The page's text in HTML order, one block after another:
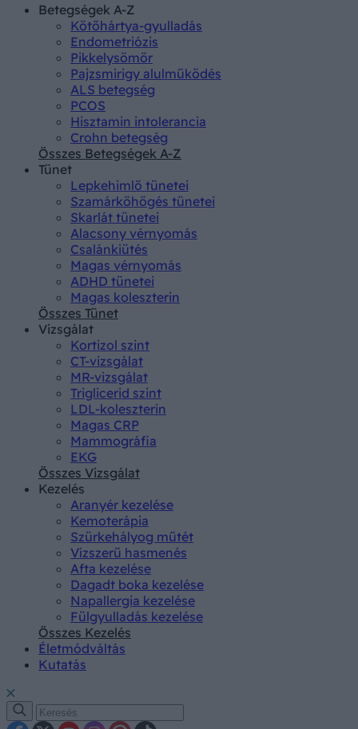
Betegségek A-Z
Kötőhártya-gyulladás
Endometriózis
Pikkelysömör
Pajzsmirigy alulműködés
ALS betegség
PCOS
Hisztamin intolerancia
Crohn betegség
Összes Betegségek A-Z
Tünet
Lepkehimlő tünetei
Szamárköhögés tünetei
Skarlát tünetei
Alacsony vérnyomás
Csalánkiütés
Magas vérnyomás
ADHD tünetei
Magas koleszterin
Összes Tünet
Vizsgálat
Kortizol szint
CT-vizsgálat
MR-vizsgálat
Triglicerid szint
LDL-koleszterin
Magas CRP
Mammográfia
EKG
Összes Vizsgálat
Kezelés
Aranyér kezelése
Kemoterápia
Szürkehályog műtét
Vízszerű hasmenés
Afta kezelése
Dagadt boka kezelése
Napallergia kezelése
Fülgyulladás kezelése
Összes Kezelés
Életmódváltás
Kutatás